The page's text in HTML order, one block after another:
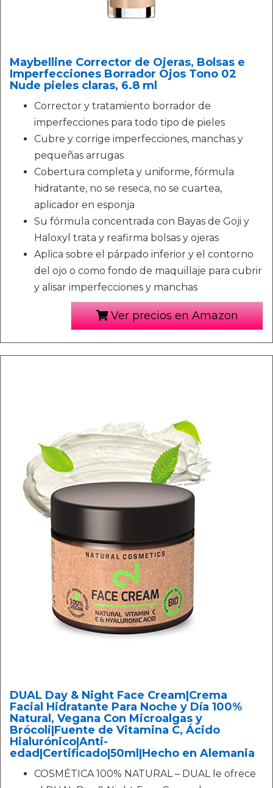
Maybelline Corrector de Ojeras, Bolsas e
Imperfecciones Borrador Ojos Tono 02
Nude pieles claras, 6.8 ml
Corrector y tratamiento borrador de
imperfecciones para todo tipo de pieles
Cubre y corrige imperfecciones, manchas y
pequeñas arrugas
Cobertura completa y uniforme, fórmula
hidratante, no se reseca, no se cuartea,
aplicador en esponja
Su fórmula concentrada con Bayas de Goji y
Haloxyl trata y reafirma bolsas y ojeras
Aplica sobre el párpado inferior y el contorno
del ojo o como fondo de maquillaje para cubrir
y alisar imperfecciones y manchas
Ver precios en Amazon
DUAL Day & Night Face Cream|Crema
Facial Hidratante Para Noche y Día 100%
Natural, Vegana Con Microalgas y
Brócoli|Fuente de Vitamina C, Ácido
Hialurónico|Anti-
edad|Certificado|50ml|Hecho en Alemania
COSMÉTICA 100% NATURAL – DUAL le ofrece